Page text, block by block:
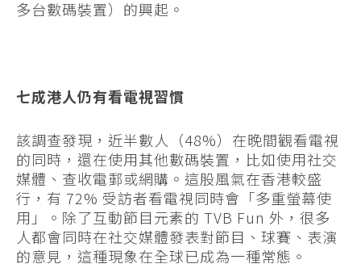
多台數碼裝置）的興起。
七成港人仍有看電視習慣
該調查發現，近半數人（48%）在晚間觀看電視
的同時，還在使用其他數碼裝置，比如使用社交
媒體、查收電郵或網購。這股風氣在香港較盛
行，有 72% 受訪者看電視同時會「多重螢幕使
用」。除了互動節目元素的 TVB Fun 外，很多
人都會同時在社交媒體發表對節目、球賽、表演
的意見，這種現象在全球已成為一種常態。